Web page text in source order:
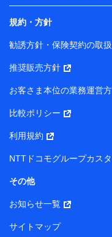
各種セミナーの開
コンサルティングサ
アンケートやキャン
上記に係る案内・手
所・代表者名】
り）
株式会社NTTドコモ・
社長 廣井 孝史
東京都中央区日本橋人
株式会社ドコモ・イ
村 忠義
規約・方針
勧誘方針・保険契約の取
推奨販売方針
お客さま本位の業務運営
比較ポリシー
利用規約
NTTドコモグループカス
その他
お知らせ一覧
サイトマップ